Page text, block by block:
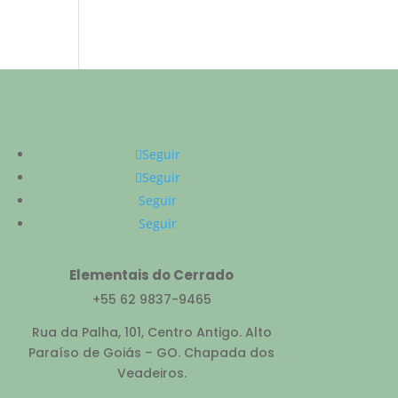
Seguir
Seguir
Seguir
Seguir
Elementais do Cerrado
+55 62 9837-9465
Rua da Palha, 101, Centro Antigo. Alto
Paraíso de Goiás – GO. Chapada dos
Veadeiros.